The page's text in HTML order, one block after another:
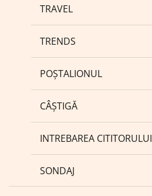
TRAVEL
TRENDS
POȘTALIONUL
CÂȘTIGĂ
INTREBAREA CITITORULUI
SONDAJ